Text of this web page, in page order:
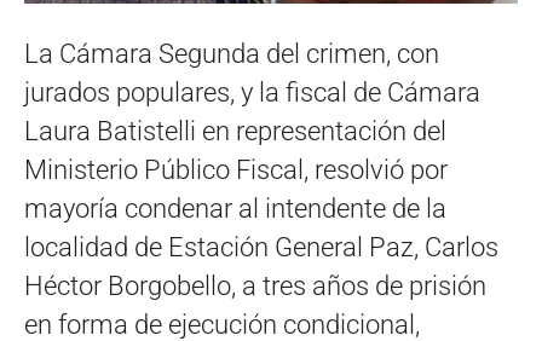
La Cámara Segunda del crimen, con
jurados populares, y la fiscal de Cámara
Laura Batistelli en representación del
Ministerio Público Fiscal, resolvió por
mayoría condenar al intendente de la
localidad de Estación General Paz, Carlos
Héctor Borgobello, a tres años de prisión
en forma de ejecución condicional,